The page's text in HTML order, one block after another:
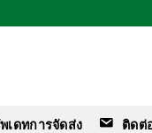
เดทการจัดส่ง ติดต่